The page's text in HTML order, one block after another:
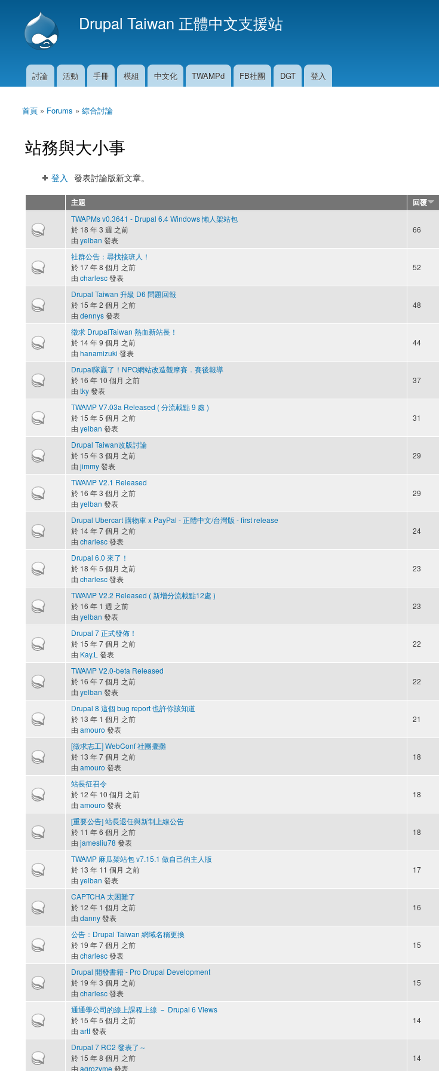
Drupal Taiwan 正體中文支援站
主選單
討論 活動 手冊 模組 中文化 TWAMPd FB社團 DGT 登入
您在這裡
首頁 » Forums » 綜合討論
站務與大小事
登入 發表討論版新文章。
主題 回覆
熱門主題
TWAPMs v0.3641 - Drupal 6.4 Windows 懶人架站包
於 18 年 3 週 之前
由 yelban 發表
66
熱門主題
社群公告：尋找接班人！
於 17 年 8 個月 之前
由 charlesc發表
52
熱門主題
Drupal Taiwan 升級 D6 問題回報
於 15 年 2 個月 之前
由 dennys發表
48
熱門主題
徵求 DrupalTaiwan 熱血新站長！
於 14 年 9 個月 之前
由 hanamizuki 發表
44
熱門主題
Drupal隊贏了！NPO網站改造觀摩賽．賽後報導
於 16 年 10 個月 之前
由 tky發表
37
熱門主題
TWAMP V7.03a Released ( 分流載點 9 處 )
於 15 年 5 個月 之前
由 yelban 發表
31
熱門主題
Drupal Taiwan改版討論
於 15 年 3 個月 之前
由 jimmy發表
29
熱門主題
TWAMP V2.1 Released
於 16 年 3 個月 之前
由 yelban 發表
29
熱門主題
Drupal Ubercart 購物車 x PayPal - 正體中文/台灣版 - first release
於 14 年 7 個月 之前
由 charlesc發表
24
熱門主題
Drupal 6.0 來了！
於 18 年 5 個月 之前
由 charlesc發表
23
熱門主題
TWAMP V2.2 Released ( 新增分流載點12處 )
於 16 年 1 週 之前
由 yelban 發表
23
熱門主題
Drupal 7 正式發佈！
於 15 年 7 個月 之前
由 Kay.L 發表
22
熱門主題
TWAMP V2.0-beta Released
於 16 年 7 個月 之前
由 yelban 發表
22
熱門主題
Drupal 8 這個 bug report 也許你該知道
於 13 年 1 個月 之前
由 amouro 發表
21
熱門主題
[徵求志工] WebConf 社團擺攤
於 13 年 7 個月 之前
由 amouro 發表
18
熱門主題
站長征召令
於 12 年 10 個月 之前
由 amouro 發表
18
熱門主題
[重要公告] 站長退任與新制上線公告
於 11 年 6 個月 之前
由 jamesliu78 發表
18
熱門主題
TWAMP 麻瓜架站包 v7.15.1 做自己的主人版
於 13 年 11 個月 之前
由 yelban 發表
17
熱門主題
CAPTCHA 太困難了
於 12 年 1 個月 之前
由 danny發表
16
熱門主題
公告：Drupal Taiwan 網域名稱更換
於 19 年 7 個月 之前
由 charlesc發表
15
熱門主題
Drupal 開發書籍 - Pro Drupal Development
於 19 年 3 個月 之前
由 charlesc發表
15
熱門主題
通通學公司的線上課程上線 － Drupal 6 Views
於 15 年 5 個月 之前
由 artt發表
14
熱門主題
Drupal 7 RC2 發表了～
於 15 年 8 個月 之前
由 agrozyme 發表
14